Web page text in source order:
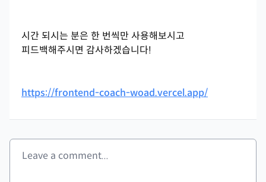
시간 되시는 분은 한 번씩만 사용해보시고
피드백해주시면 감사하겠습니다!
https://frontend-coach-woad.vercel.app/